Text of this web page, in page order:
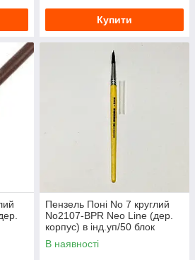
Купити
Пензель Поні No 7 круглий
No2107-BPR Neo Line (дер.
корпус) в інд.уп/50 блок
В наявності